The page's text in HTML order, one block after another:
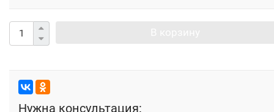
Нужна консультация: